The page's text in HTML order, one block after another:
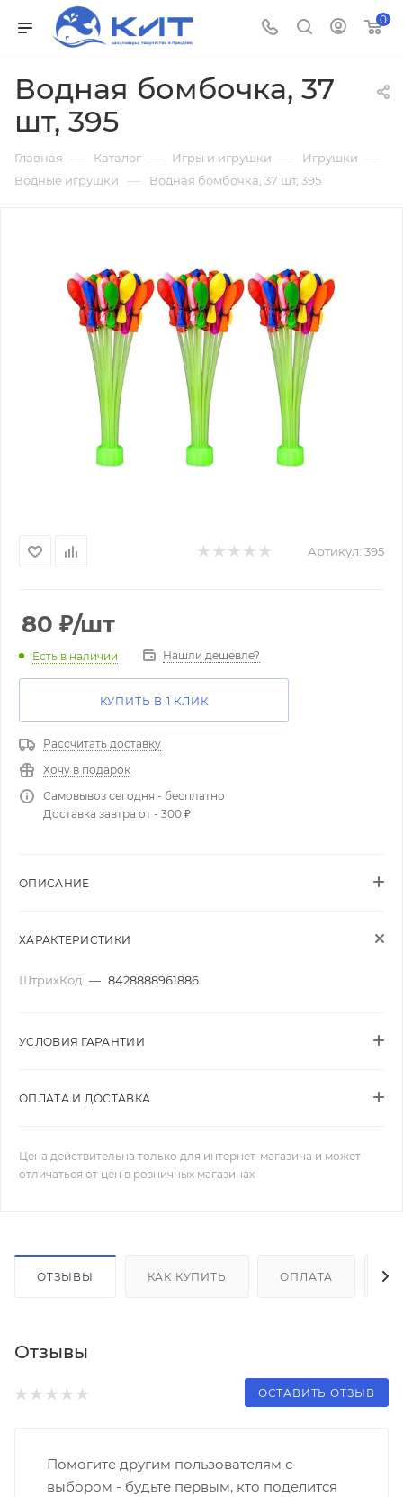
0
Водная бомбочка, 37
шт, 395
Главная — Каталог — Игры и игрушки — Игрушки —
Водные игрушки — Водная бомбочка, 37 шт, 395
Артикул: 395
80 ₽/шт
Есть в наличии Нашли дешевле?
КУПИТЬ В 1 КЛИК
Рассчитать доставку
Хочу в подарок
Самовывоз сегодня - бесплатно
Доставка завтра от - 300 ₽
ОПИСАНИЕ
ХАРАКТЕРИСТИКИ
ШтрихКод — 8428888961886
УСЛОВИЯ ГАРАНТИИ
ОПЛАТА И ДОСТАВКА
Цена действительна только для интернет-магазина и может
отличаться от цен в розничных магазинах
ОТЗЫВЫ КАК КУПИТЬ ОПЛАТА
Отзывы
ОСТАВИТЬ ОТЗЫВ
Помогите другим пользователям с
выбором - будьте первым, кто поделится